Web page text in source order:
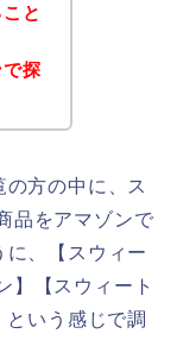
と
探
方の中に、ス
品をアマゾンで
、【スウィー
】【スウィート
いう感じで調